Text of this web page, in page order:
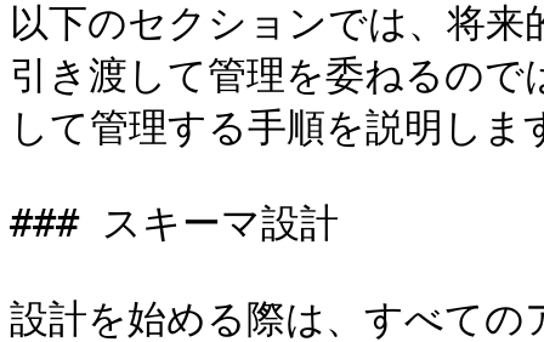
以下のセクションでは、将
引き渡して管理を委ねるので
して管理する手順を説明しま
### スキーマ設計
設計を始める際は、すべて